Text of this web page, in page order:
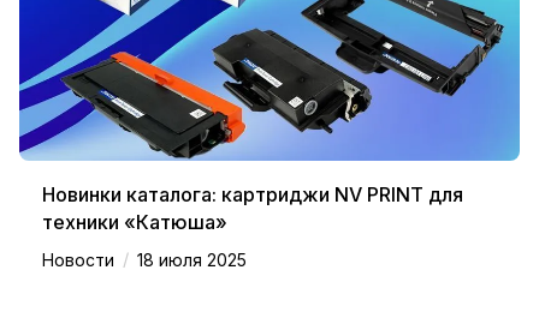
Новинки каталога: картриджи NV PRINT для
техники «Катюша»
Новости / 18 июля 2025